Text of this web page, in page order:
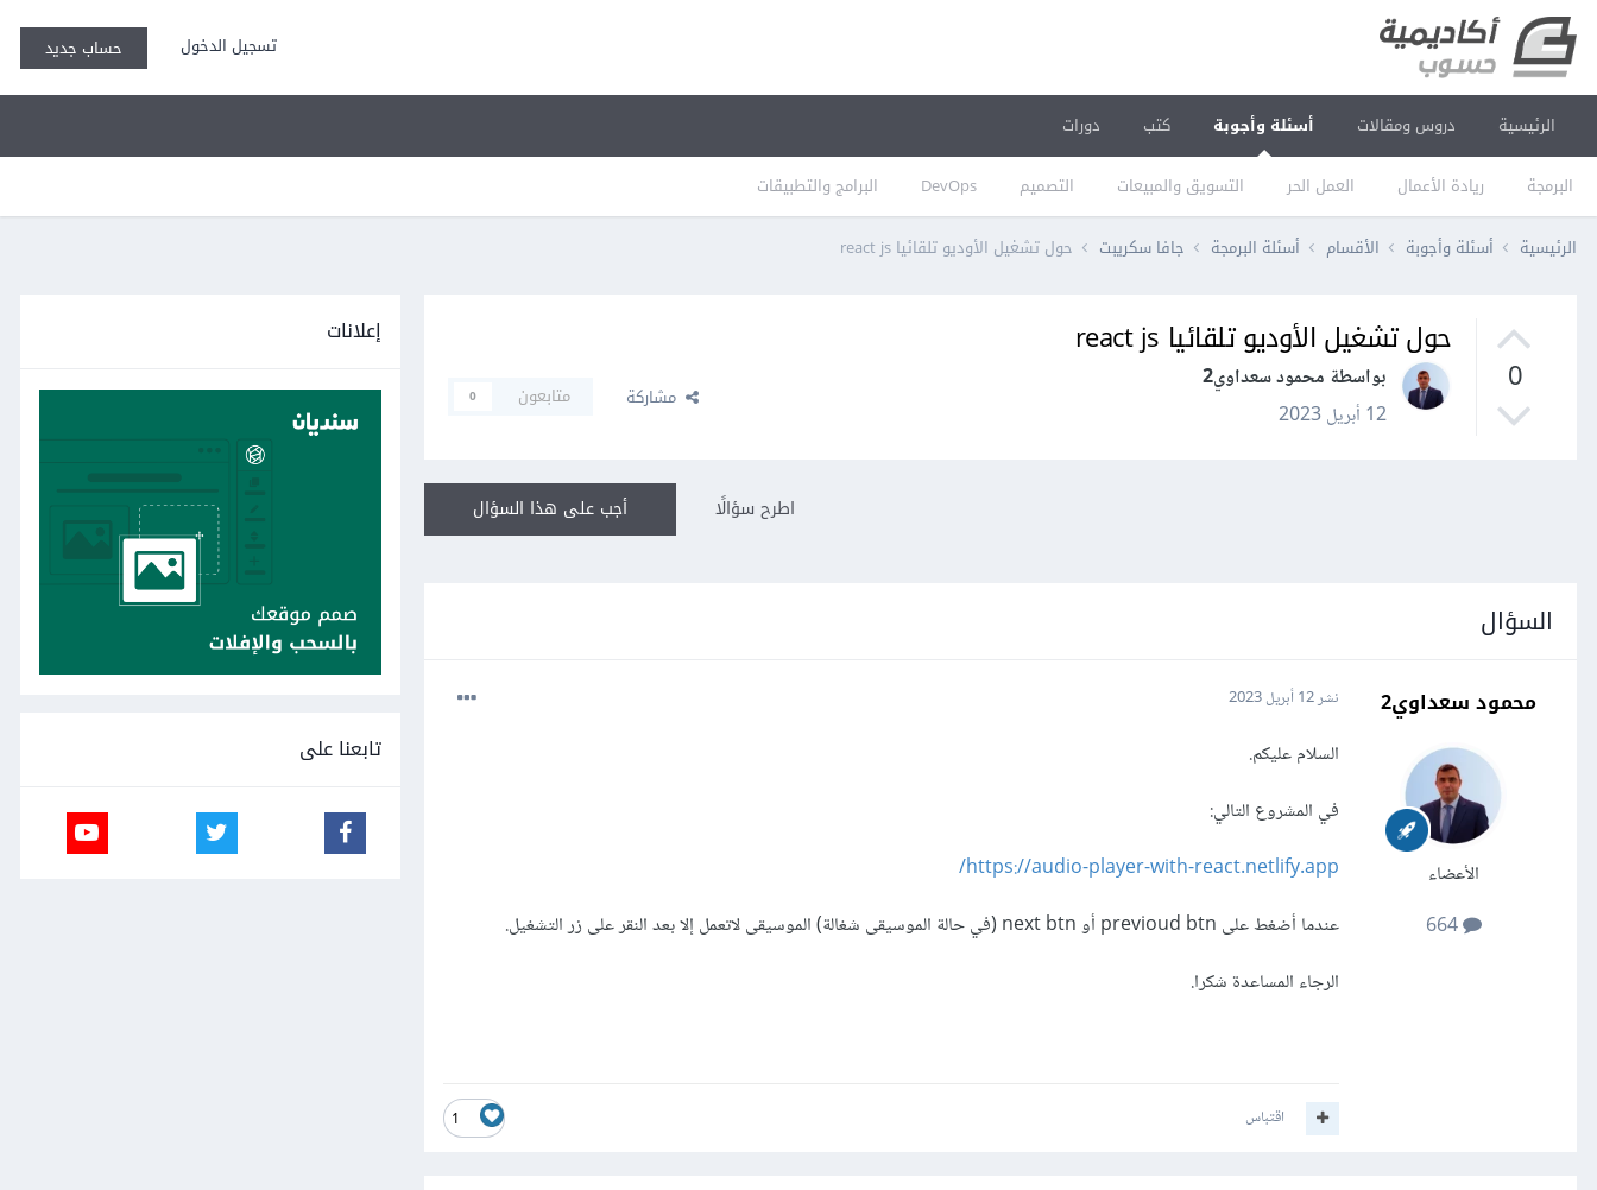
تسجيل الدخول حساب جديد
الرئيسية دروس ومقالات أسئلة وأجوبة
البرمجة ريادة الأعمال العمل الحر التسويق والمبيعات التصميم DevOps البرامج والتطبيقات
كتب دورات
الرئيسية أسئلة وأجوبة الأقسام أسئلة البرمجة جافا سكريبت حول تشغيل الأوديو تلقائيا react js
0
حول تشغيل الأوديو تلقائيا react js
بواسطة محمود سعداوي2
12 أبريل 2023
مشاركة متابعون 0
أجب على هذا السؤال اطرح سؤالًا
السؤال
محمود سعداوي2
الأعضاء
664
نشر12 أبريل 2023
السلام عليكم.
في المشروع التالي:
https://audio-player-with-react.netlify.app/
عندما أضغط على previoud btn أو next btn (في حالة الموسيقى شغالة) الموسيقى لاتعمل إلا بعد النقر على زر التشغيل.
الرجاء المساعدة شكرا.
1 اقتباس
إعلانات
تابعنا على